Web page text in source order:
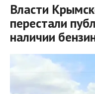
Власти
перестали
наличии